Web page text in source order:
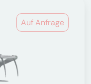
Auf Anfrage